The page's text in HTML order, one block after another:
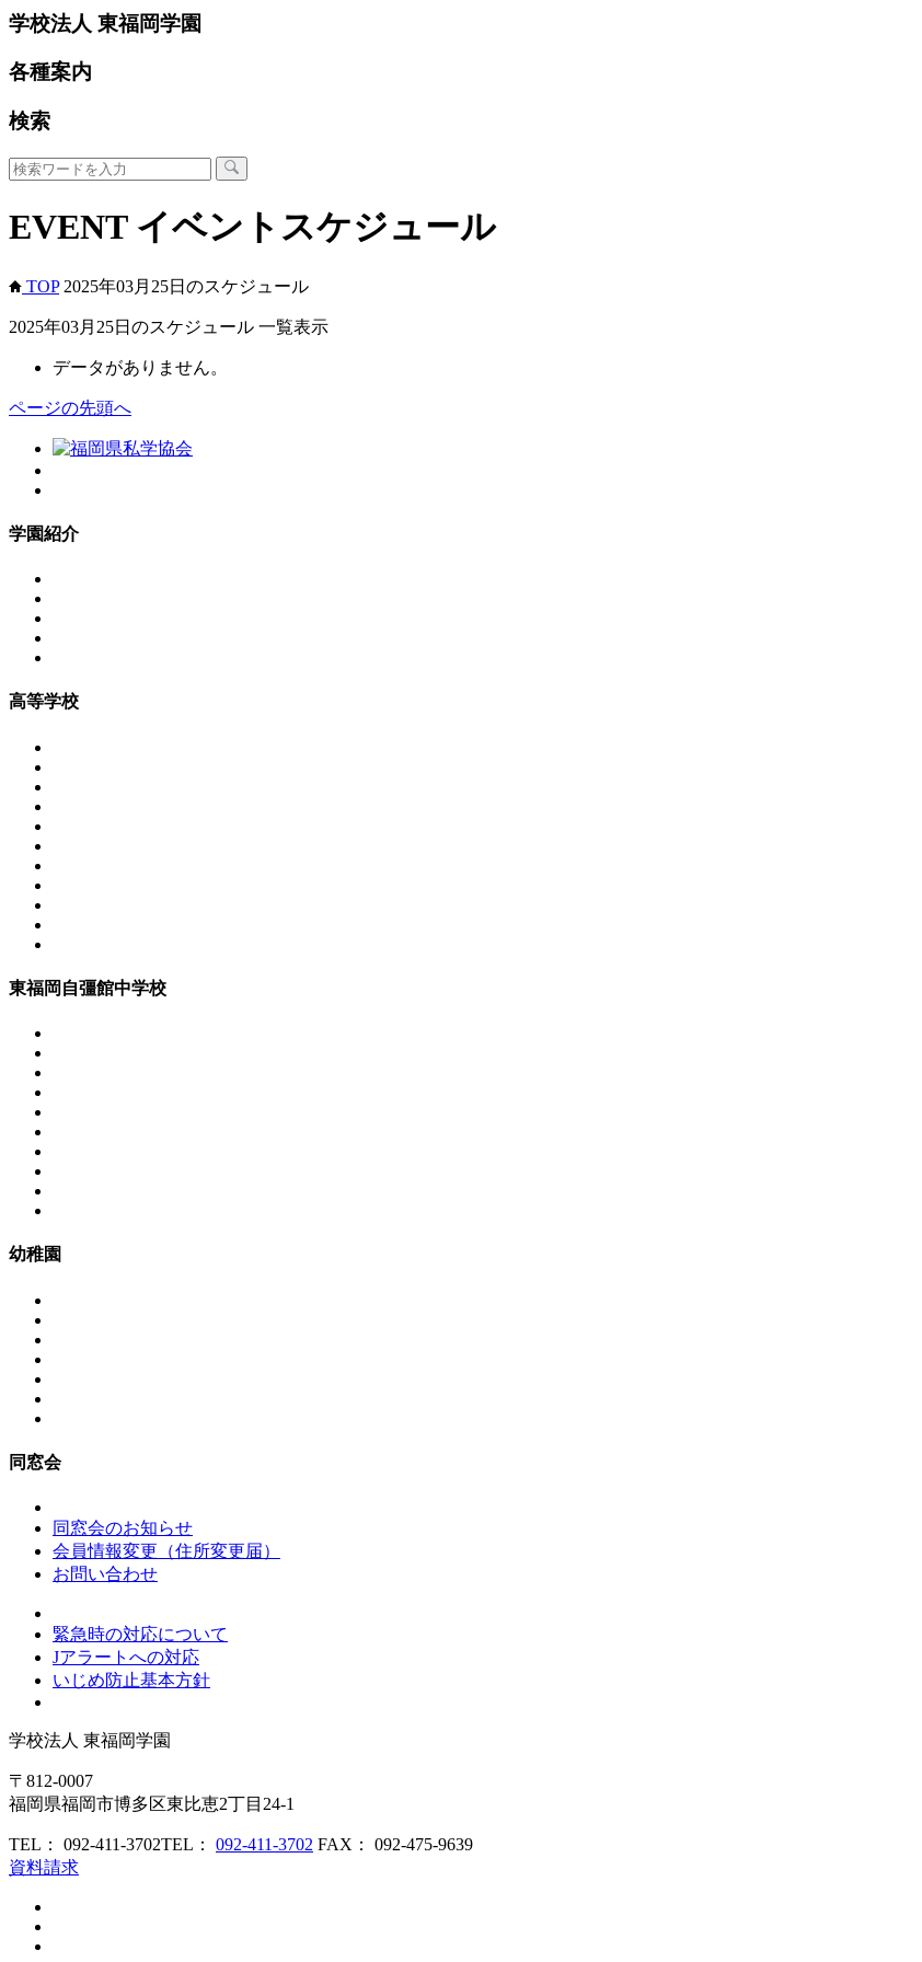
学校法人 東福岡学園
各種案内
検索
EVENT イベントスケジュール
TOP 2025年03月25日のスケジュール
2025年03月25日のスケジュール 一覧表示
データがありません。
ページの先頭へ
学園紹介
高等学校
東福岡自彊館中学校
幼稚園
同窓会
同窓会のお知らせ
会員情報変更（住所変更届）
お問い合わせ
緊急時の対応について
Jアラートへの対応
いじめ防止基本方針
学校法人 東福岡学園
〒812-0007
福岡県福岡市博多区東比恵2丁目24-1
TEL： 092-411-3702TEL： 092-411-3702 FAX： 092-475-9639
資料請求